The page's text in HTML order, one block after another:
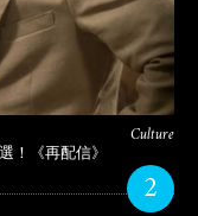
Culture
！《再配信》
2